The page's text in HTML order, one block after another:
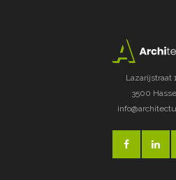
Lazarijstraat
3500